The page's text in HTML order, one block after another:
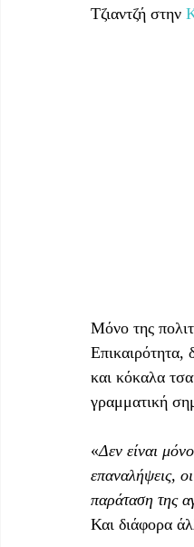
Τζιαντζή στην
Μόνο της
Επικαιρότητα,
και κόκαλα
γραμματική
«Δεν είναι μόνο
επαναλήψεις,
παράταση της
Και διάφορα